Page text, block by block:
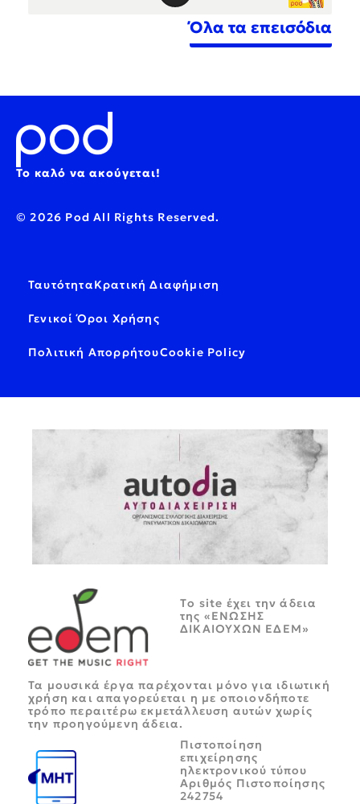
Όλα τα επεισόδια
Το καλό να ακούγεται!
© 2026 Pod All Rights Reserved.
ΤαυτότηταΚρατική Διαφήμιση
Γενικοί Όροι Χρήσης
Πολιτική ΑπορρήτουCookie Policy
Tο site έχει την άδεια
της «ΕΝΩΣΗΣ
ΔΙΚΑΙΟΥΧΩΝ ΕΔΕΜ»
Τα μουσικά έργα παρέχονται μόνο για ιδιωτική
χρήση και απαγορεύεται η με οποιονδήποτε
τρόπο περαιτέρω εκμετάλλευση αυτών χωρίς
την προηγούμενη άδεια.
Πιστοποίηση
επιχείρησης
ηλεκτρονικού τύπου
Αριθμός Πιστοποίησης
242754